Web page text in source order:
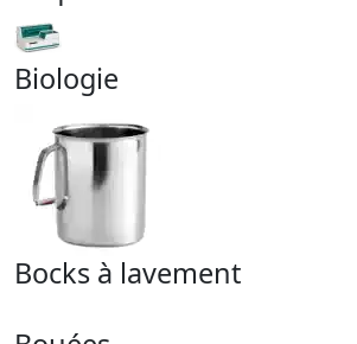
Biologie
Bocks à lavement